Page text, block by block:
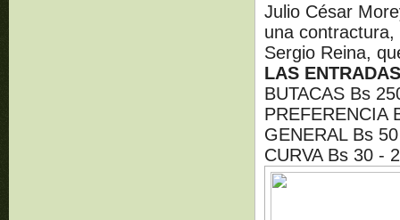
Julio César
una
Sergio Reina,
LAS
BUTACAS Bs
PREFERENCIA
GENERAL Bs
CURVA Bs 30 -